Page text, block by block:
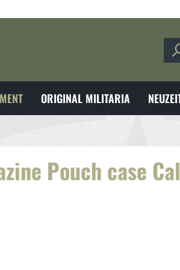
ORIGINAL MILITARIA
Pouch case